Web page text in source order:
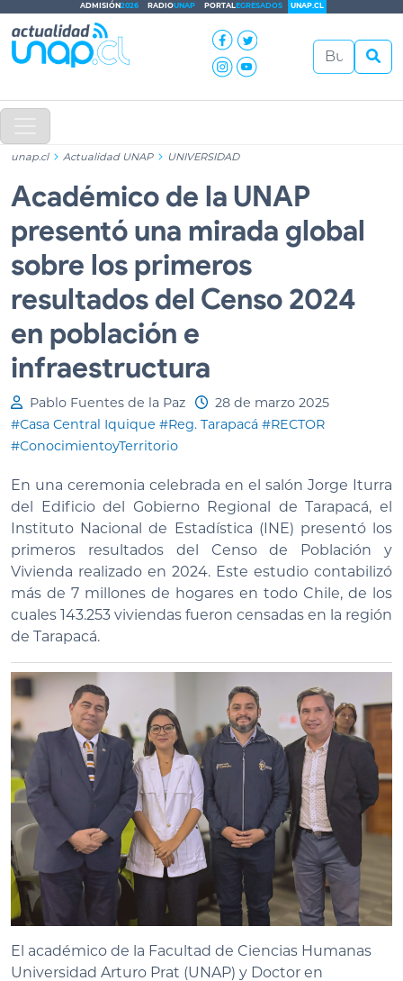
ADMISIÓN2026 RADIOUNAP PORTALEGRESADOS UNAP.CL
unap.cl Actualidad UNAP UNIVERSIDAD
Académico de la UNAP
presentó una mirada global
sobre los primeros
resultados del Censo 2024
en población e
infraestructura
Pablo Fuentes de la Paz
28 de marzo 2025
#Casa Central Iquique #Reg. Tarapacá #RECTOR
#ConocimientoyTerritorio
En una ceremonia celebrada en el salón Jorge Iturra
del Edificio del Gobierno Regional de Tarapacá, el
Instituto Nacional de Estadística (INE) presentó los
primeros resultados del Censo de Población y
Vivienda realizado en 2024. Este estudio contabilizó
más de 7 millones de hogares en todo Chile, de los
cuales 143.253 viviendas fueron censadas en la región
de Tarapacá.
El académico de la Facultad de Ciencias Humanas
Universidad Arturo Prat (UNAP) y Doctor en